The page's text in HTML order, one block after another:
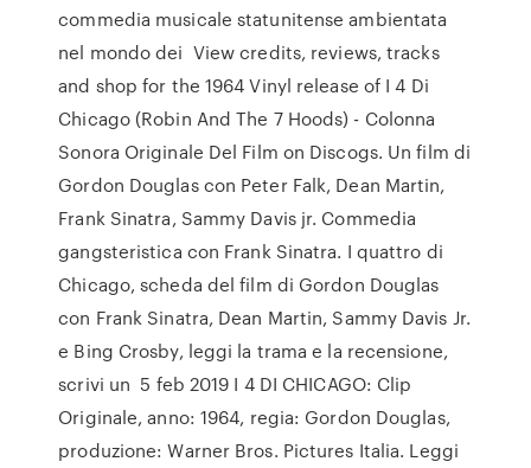
commedia musicale statunitense ambientata
nel mondo dei View credits, reviews, tracks
and shop for the 1964 Vinyl release of I 4 Di
Chicago (Robin And The 7 Hoods) - Colonna
Sonora Originale Del Film on Discogs. Un film di
Gordon Douglas con Peter Falk, Dean Martin,
Frank Sinatra, Sammy Davis jr. Commedia
gangsteristica con Frank Sinatra. I quattro di
Chicago, scheda del film di Gordon Douglas
con Frank Sinatra, Dean Martin, Sammy Davis Jr.
e Bing Crosby, leggi la trama e la recensione,
scrivi un 5 feb 2019 I 4 DI CHICAGO: Clip
Originale, anno: 1964, regia: Gordon Douglas,
produzione: Warner Bros. Pictures Italia. Leggi